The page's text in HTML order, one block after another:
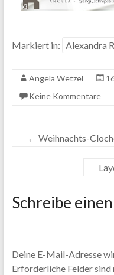
Markiert in: Alexandra
Angela Wetzel
Keine Kommentare
← Weihnachts-
Schreibe
Deine E-Mail-Adresse
Erforderliche Felder sind